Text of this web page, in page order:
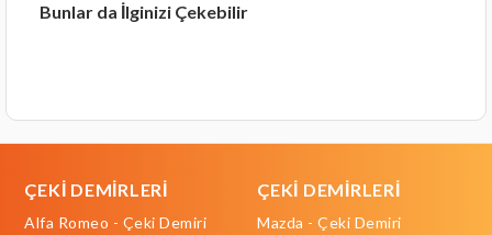
Bunlar da İlginizi Çekebilir
ÇEKİ DEMİRLERİ
Alfa Romeo - Çeki Demiri
ÇEKİ DEMİRLERİ
Mazda - Çeki Demiri